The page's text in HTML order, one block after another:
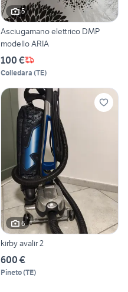
5
Asciugamano elettrico DMP
modello ARIA
100 €
Colledara (TE)
6
kirby avalir 2
600 €
Pineto(TE)